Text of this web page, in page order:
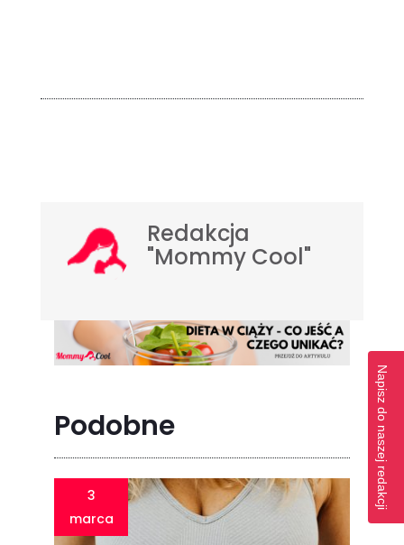
Redakcja
"Mommy Cool"
Podobne
3
marca
Napisz do naszej redakcji